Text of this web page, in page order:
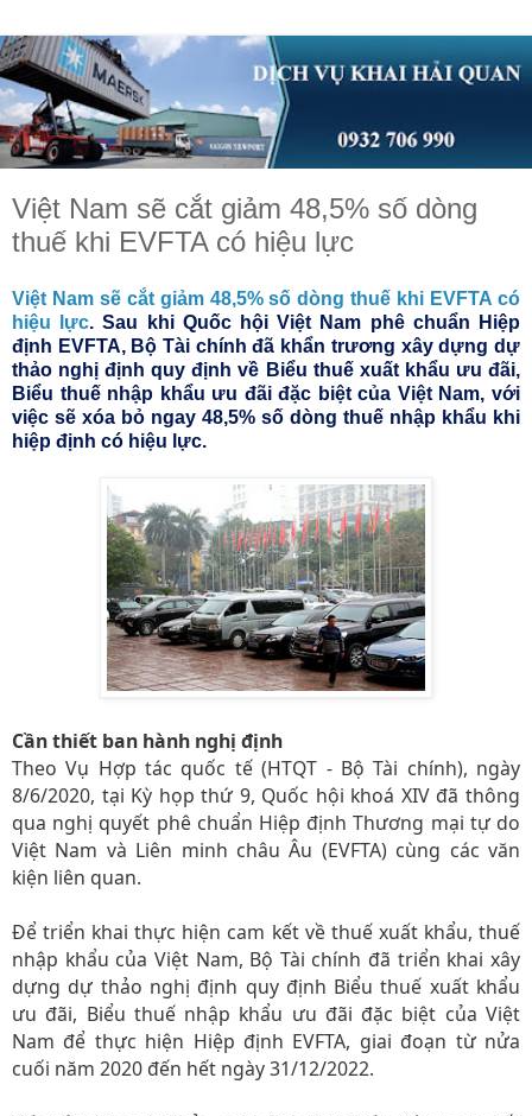
Việt Nam sẽ cắt giảm 48,5% số dòng
thuế khi EVFTA có hiệu lực
Việt Nam sẽ cắt giảm 48,5% số dòng thuế khi EVFTA có
hiệu lực. Sau khi Quốc hội Việt Nam phê chuẩn Hiệp
định EVFTA, Bộ Tài chính đã khẩn trương xây dựng dự
thảo nghị định quy định về Biểu thuế xuất khẩu ưu đãi,
Biểu thuế nhập khẩu ưu đãi đặc biệt của Việt Nam, với
việc sẽ xóa bỏ ngay 48,5% số dòng thuế nhập khẩu khi
hiệp định có hiệu lực.
Cần thiết ban hành nghị định
Theo Vụ Hợp tác quốc tế (HTQT - Bộ Tài chính), ngày
8/6/2020, tại Kỳ họp thứ 9, Quốc hội khoá XIV đã thông
qua nghị quyết phê chuẩn Hiệp định Thương mại tự do
Việt Nam và Liên minh châu Âu (EVFTA) cùng các văn
kiện liên quan.
Để triển khai thực hiện cam kết về thuế xuất khẩu, thuế
nhập khẩu của Việt Nam, Bộ Tài chính đã triển khai xây
dựng dự thảo nghị định quy định Biểu thuế xuất khẩu
ưu đãi, Biểu thuế nhập khẩu ưu đãi đặc biệt của Việt
Nam để thực hiện Hiệp định EVFTA, giai đoạn từ nửa
cuối năm 2020 đến hết ngày 31/12/2022.